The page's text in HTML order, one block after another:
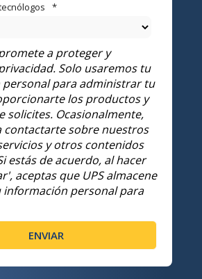
*
a proteger y
Solo usaremos tu
para administrar tu
los productos y
solicites. Ocasionalmente,
contactarte sobre nuestros
y otros contenidos
estás de acuerdo, al hacer
aceptas que UPS almacene
información personal para